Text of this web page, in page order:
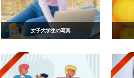
女子大学生の写真